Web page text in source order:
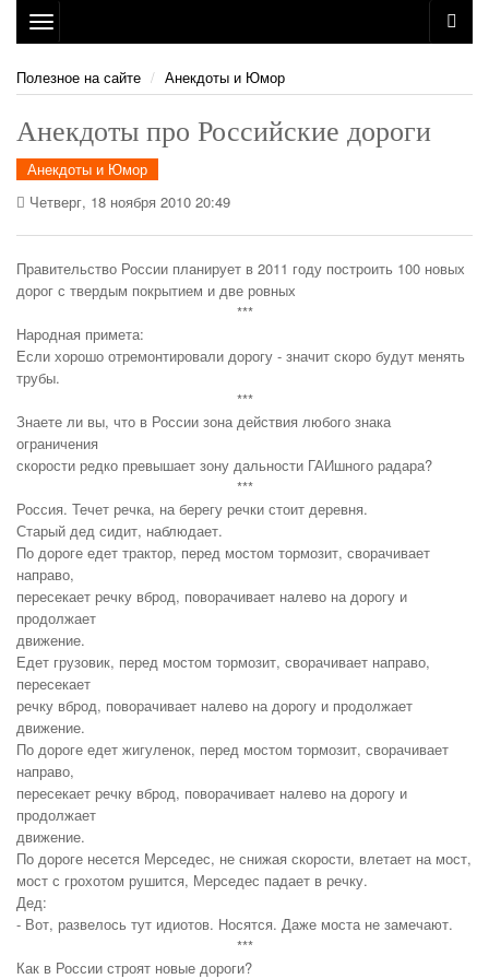
Toggle
navigation
Полезное на сайте
Анекдоты и Юмор
Анекдоты про Российские дороги
Анекдоты и Юмор
Четверг, 18 ноября 2010 20:49
Правительство России планирует в 2011 году построить 100 новых
дорог с твердым покрытием и две ровных
***
Народная примета:
Если хорошо отремонтировали дорогу - значит скоро будут менять
трубы.
***
Знаете ли вы, что в России зона действия любого знака
ограничения
скорости редко превышает зону дальности ГАИшного радара?
***
Россия. Течет речка, на берегу речки стоит деревня.
Старый дед сидит, наблюдает.
По дороге едет трактор, перед мостом тормозит, сворачивает
направо,
пересекает речку вброд, поворачивает налево на дорогу и
продолжает
движение.
Едет грузовик, перед мостом тормозит, сворачивает направо,
пересекает
речку вброд, поворачивает налево на дорогу и продолжает
движение.
По дороге едет жигуленок, перед мостом тормозит, сворачивает
направо,
пересекает речку вброд, поворачивает налево на дорогу и
продолжает
движение.
По дороге несется Мерседес, не снижая скорости, влетает на мост,
мост с грохотом рушится, Мерседес падает в речку.
Дед:
- Вот, развелось тут идиотов. Носятся. Даже моста не замечают.
***
Как в России строят новые дороги?